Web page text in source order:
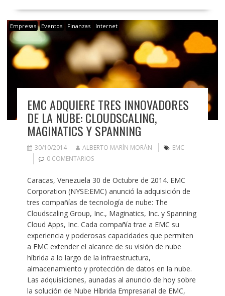
Empresas Eventos Finanzas Internet
EMC ADQUIERE TRES INNOVADORES
DE LA NUBE: CLOUDSCALING,
MAGINATICS Y SPANNING
30/10/2014 ALBERTO MARÍN MORÁN
EMC
0 COMENTARIOS
Caracas, Venezuela 30 de Octubre de 2014. EMC
Corporation (NYSE:EMC) anunció la adquisición de
tres compañías de tecnología de nube: The
Cloudscaling Group, Inc., Maginatics, Inc. y Spanning
Cloud Apps, Inc. Cada compañía trae a EMC su
experiencia y poderosas capacidades que permiten
a EMC extender el alcance de su visión de nube
híbrida a lo largo de la infraestructura,
almacenamiento y protección de datos en la nube.
Las adquisiciones, aunadas al anuncio de hoy sobre
la solución de Nube Híbrida Empresarial de EMC,